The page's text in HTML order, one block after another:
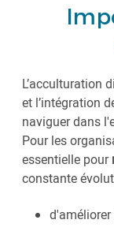
L’acculturation
et l’intégration
naviguer dans
Pour les
essentielle pour
constante